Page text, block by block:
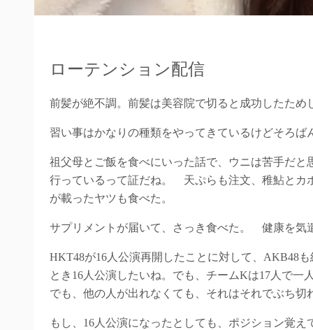
ローテンション配信
前髪が絶不調。前髪は美容院で切ると成功したた
習い事はかなりの種類をやってきているけどそろば
祖父母とご飯を食べにいった話で、ウニは苦手だ
行っているって証だね。 天ぷらも注文、稚鮎とカ
が載ったヤツも食べた。
サプリメントが届いて、さっき食べた。 健康を気
HKT48が16人公演再開したことに対して、AKB48
とき16人公演したいね。でも、チームKは17人で
でも、他の人が出れなくても、それはそれでぶち切
もし、16人公演になったとしても、ポジション覚